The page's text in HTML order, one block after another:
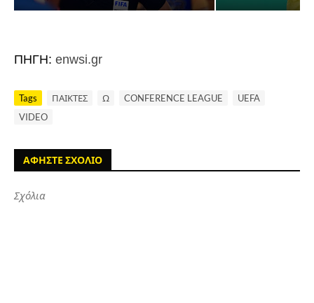
ΠΗΓΗ: enwsi.gr
Tags ΠΑΙΚΤΕΣ Ω CONFERENCE LEAGUE
UEFA
VIDEO
ΑΦΗΣΤΕ ΣΧΟΛΙΟ
Σχόλια